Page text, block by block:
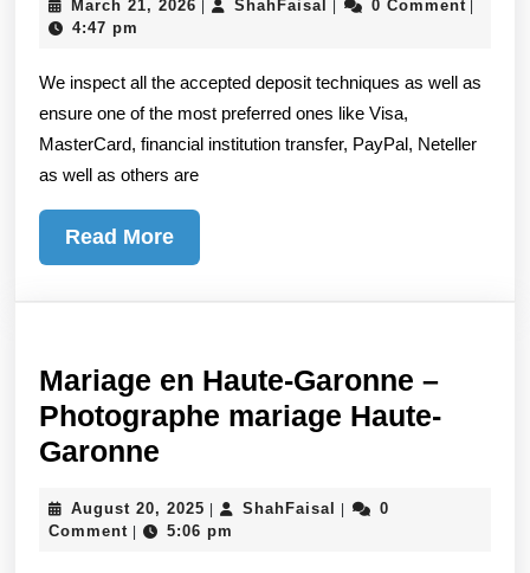
4
ONLINE
GAMBLING
Tactics
Believes
In.
Which
Do
You
Prefer?
March 21, 2026 March
| ShahFaisal ShahFaisal
| 0 Comment |
4:47 pm
We inspect all the accepted deposit techniques as well as
ensure one of the most preferred ones like Visa,
MasterCard, financial institution transfer, PayPal, Neteller
as well as others are
Read MoreRead
More
Mariage en Haute-Garonne –
Photographe mariage Haute-
Garonne
Haute-
August 20, 2025 August
20,
| ShahFaisal ShahFaisal
|
0
Comment | 5:06 pm